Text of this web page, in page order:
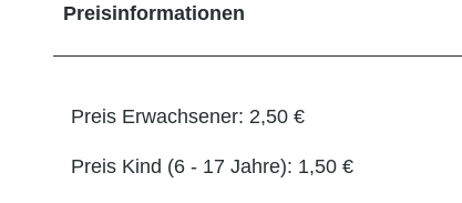
Preisinformationen
Preis Erwachsener: 2,50 €
Preis Kind (6 - 17 Jahre): 1,50 €